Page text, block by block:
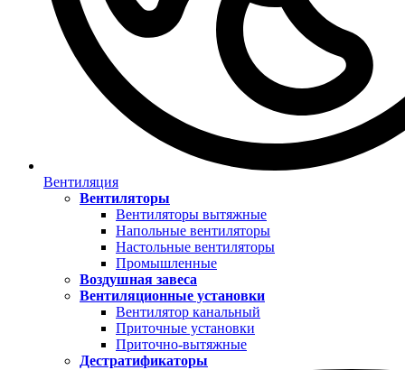
Вентиляция
Вентиляторы
Вентиляторы вытяжные
Напольные вентиляторы
Настольные вентиляторы
Промышленные
Воздушная завеса
Вентиляционные установки
Вентилятор канальный
Приточные установки
Приточно-вытяжные
Дестратификаторы